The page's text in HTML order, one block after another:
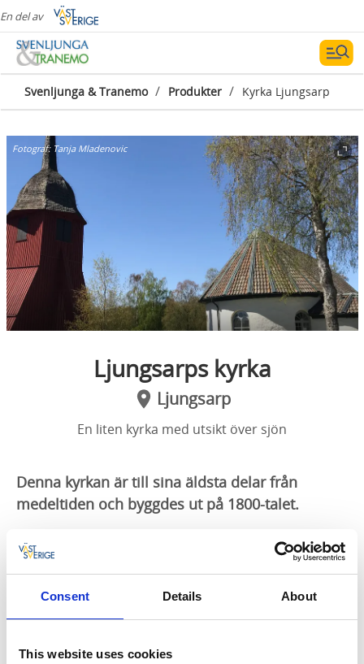
Consent Details About
This website uses cookies
En del av
Svenljunga & Tranemo / Produkter / Kyrka Ljungsarp
Fotograf: Tanja Mladenovic
Ljungsarps kyrka
Ljungsarp
En liten kyrka med utsikt över sjön
Denna kyrkan är till sina äldsta delar från
medeltiden och byggdes ut på 1800-talet.
Historia
En stor renovering gjorde 1927 där man tog fram en
del av de tidigare rikliga utsmyckningarna, exempelvis
och pryds av Mose och de fyra evangelisterna. Andra